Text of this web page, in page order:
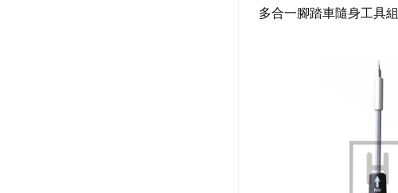
多合一腳踏車隨身工具組